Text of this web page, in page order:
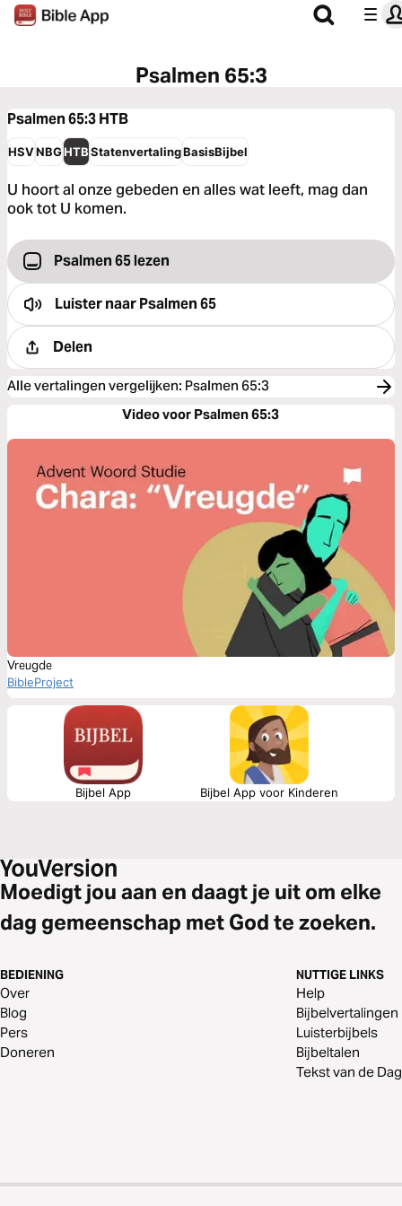
Psalmen 65:3
Psalmen 65:3HTB
HSVNBGHTBStatenvertalingBasisBijbel
U hoort al onze gebeden en alles wat leeft, mag dan
ook tot U komen.
Psalmen 65 lezen
Luister naarPsalmen 65
Delen
Alle vertalingen vergelijken: Psalmen 65:3
Video voor Psalmen 65:3
Vreugde
BibleProject
Bijbel App Bijbel App voor Kinderen
Moedigt jou aan en daagt je uit om elke
dag gemeenschap met God te zoeken.
BEDIENING
Over
Blog
Pers
Doneren
NUTTIGE LINKS
Help
Bijbelvertalingen
Luisterbijbels
Bijbeltalen
Tekst van de Dag